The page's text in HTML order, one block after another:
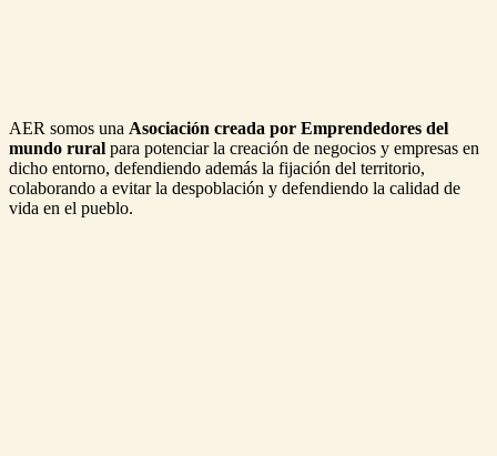
AER somos una Asociación creada por Emprendedores del
mundo rural para potenciar la creación de negocios y empresas en
dicho entorno, defendiendo además la fijación del territorio,
colaborando a evitar la despoblación y defendiendo la calidad de
vida en el pueblo.